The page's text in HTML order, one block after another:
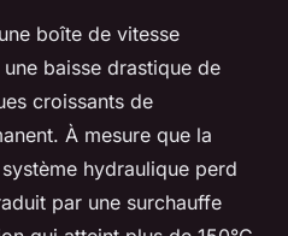
boîte de vitesse
baisse drastique de
croissants de
À mesure que la
hydraulique perd
par une surchauffe